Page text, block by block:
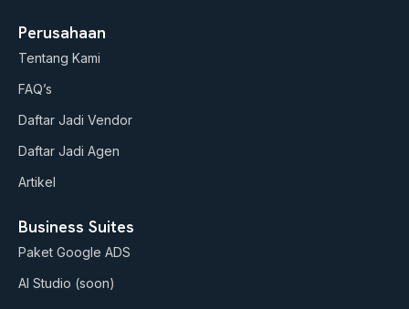
u
t
u
b
e
s
t
a
a
c
e
b
k
Perusahaan
Tentang Kami
FAQ’s
Daftar Jadi Vendor
Daftar Jadi Agen
Artikel
Business Suites
Paket Google ADS
AI Studio (soon)